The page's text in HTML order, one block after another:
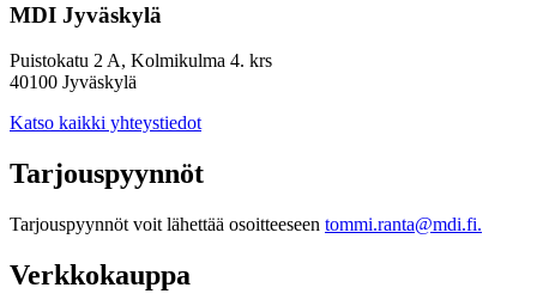
MDI Jyväskylä
Puistokatu 2 A, Kolmikulma 4. krs
40100 Jyväskylä
Katso kaikki yhteystiedot
Tarjouspyynnöt
Tarjouspyynnöt voit lähettää osoitteeseen tommi.ranta@mdi.fi.
Verkkokauppa